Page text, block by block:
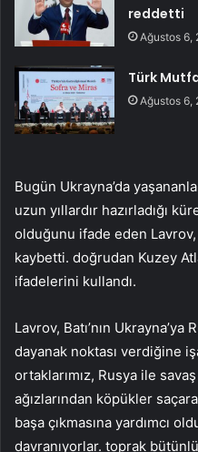
reddetti
Ağustos 6,
Türk
Ağustos 6,
Bugün Ukrayna’da
uzun yıllardır hazırladığı
olduğunu ifade eden Lavrov,
kaybetti. doğrudan Kuzey
ifadelerini kullandı.
Lavrov, Batı’nın
dayanak noktası verdiğine
ortaklarımız, Rusya ile
ağızlarından köpükler
başa çıkmasına yardımcı
davranıyorlar. toprak